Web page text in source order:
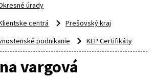
úrady
centrá
Prešovský kraj
podnikanie KEP Certifikáty
vargová